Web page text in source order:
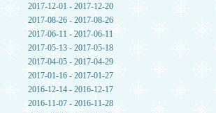
2017-12-01 - 2017-12-20
2017-08-26 - 2017-08-26
2017-06-11 - 2017-06-11
2017-05-13 - 2017-05-18
2017-04-05 - 2017-04-29
2017-01-16 - 2017-01-27
2016-12-14 - 2016-12-17
2016-11-07 - 2016-11-28